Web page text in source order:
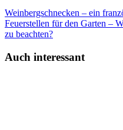
Weinbergschnecken – ein
Feuerstellen für den Garten –
zu beachten?
Auch interessant